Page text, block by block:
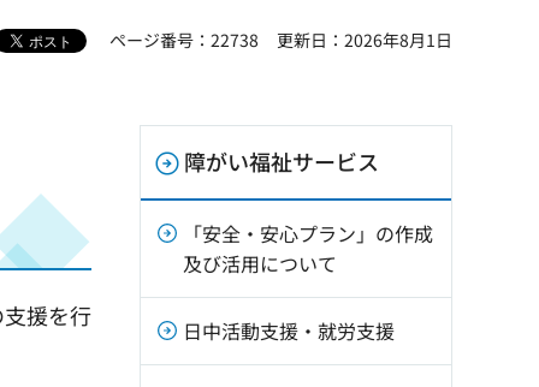
ページ番号：22738 更新日：2026年8月1日
援を行
障がい福祉サービス
「安全・安心プラン」の作成
及び活用について
日中活動支援・就労支援